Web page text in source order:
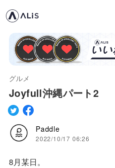
グルメ
Joyfull沖縄パート2
Paddle
2022/10/17 06:26
8月某日。